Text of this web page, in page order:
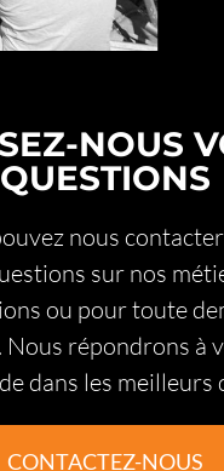
NOUS
QUESTIONS
nous
sur nos
ou pour toute
Nous répondrons à
dans les meilleurs
CONTACTEZ-NOUS